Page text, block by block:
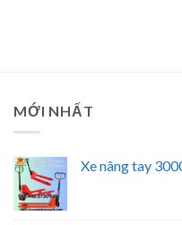
MỚI NHẤT
Xe nâng tay